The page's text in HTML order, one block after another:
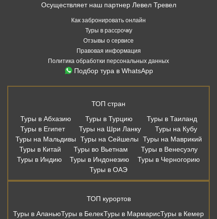
Осуществляет наш партнер Левел Тревел
Как забронировать онлайн
Туры в рассрочку
Отзывы о сервисе
Правовая информация
Политика обработки персональных данных
Подбор тура в WhatsApp
ТОП стран
Туры в Абхазию
Туры в Турцию
Туры в Таиланд
Туры в Египет
Туры на Шри Ланку
Туры на Кубу
Туры на Мальдивы
Туры на Сейшелы
Туры на Маврикий
Туры в Китай
Туры во Вьетнам
Туры в Венесуэлу
Туры в Индию
Туры в Индонезию
Туры в Черногорию
Туры в ОАЭ
ТОП курортов
Туры в АланьюТуры в БелекТуры в МармарисТуры в Кемер